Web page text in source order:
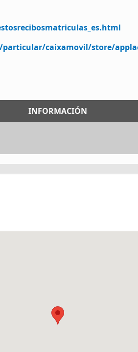
caixamovil/store/
INFORMACIÓN